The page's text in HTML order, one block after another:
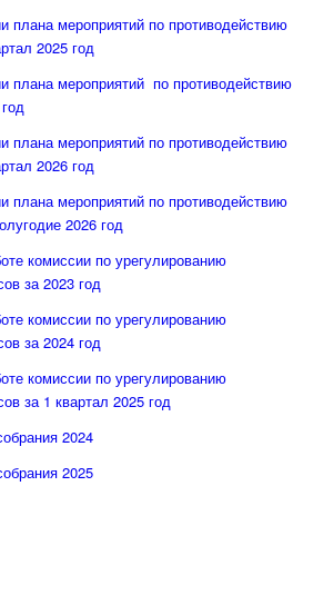
плана мероприятий по противодействию
2025 год
плана мероприятий по противодействию
плана мероприятий по противодействию
2026 год
плана мероприятий по противодействию
2026 год
комиссии по урегулированию
за 2023 год
комиссии по урегулированию
за 2024 год
комиссии по урегулированию
за 1 квартал 2025 год
2024
2025